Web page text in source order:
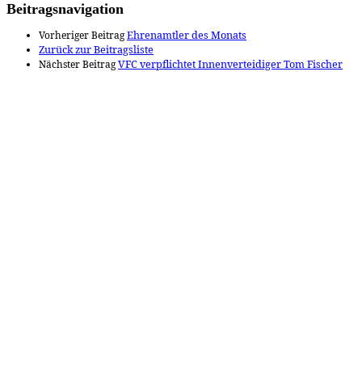
Beitragsnavigation
Vorheriger BeitragEhrenamtler des Monats
Zurück zur Beitragsliste
Nächster BeitragVFC verpflichtet Innenverteidiger Tom Fischer